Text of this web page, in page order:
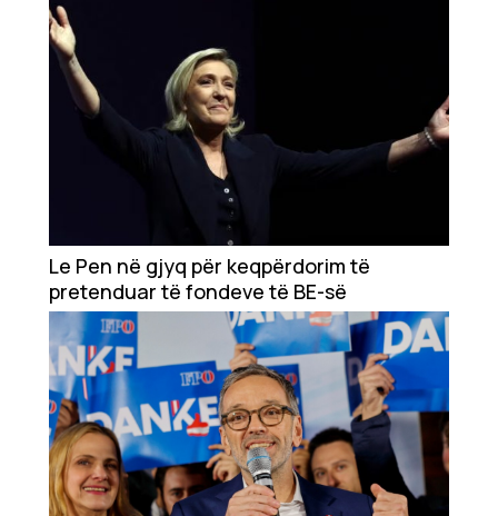
Le Pen në gjyq për keqpërdorim të
pretenduar të fondeve të BE-së